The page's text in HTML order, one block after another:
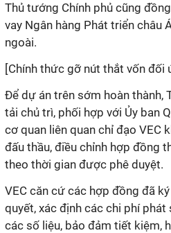
Thủ tướng Chính phủ cũng
vay Ngân hàng Phát triển châu
ngoài.
[Chính thức gỡ nút thắt vốn đối
Để dự án trên sớm hoàn thành,
tải chủ trì, phối hợp với Ủy ban
cơ quan liên quan chỉ đạo VEC
đấu thầu, điều chỉnh hợp đồng
theo thời gian được phê duyệt.
VEC căn cứ các hợp đồng đã
quyết, xác định các chi phí phát
các số liệu, bảo đảm tiết kiệm,